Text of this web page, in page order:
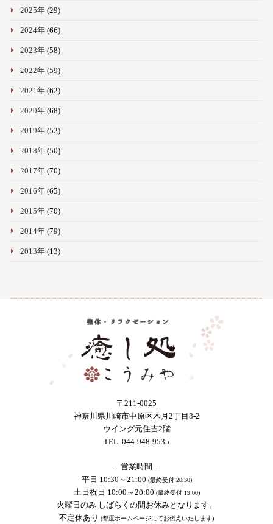
2025年(29)
2024年(66)
2023年(58)
2022年(59)
2021年(62)
2020年(68)
2019年(52)
2018年(50)
2017年(70)
2016年(65)
2015年(70)
2014年(79)
2013年(13)
〒211-0025
神奈川県川崎市中原区木月2丁目8-2
ウイング元住吉2階
TEL. 044-948-9535
- 営業時間 -
平日 10:30～21:00 (最終受付 20:30)
土日祝日 10:00～20:00 (最終受付 19:00)
火曜日のみ しばらくの間お休みとなります。
不定休あり (都度ホームページにてお伝えいたします)